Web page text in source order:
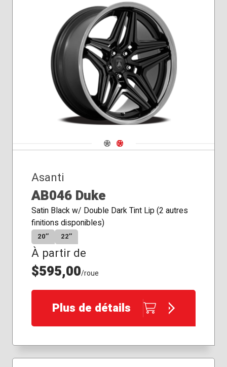
Navigate 1
Navigate 2
Asanti
AB046 Duke
Satin Black w/ Double Dark Tint Lip (2 autres
finitions disponibles)
20″ 22″
À partir de
$595,00/roue
Plus de détails